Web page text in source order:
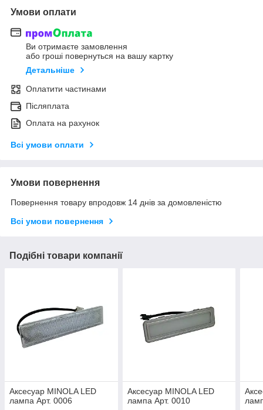
Умови оплати
Ви отримаєте замовлення
або гроші повернуться на вашу картку
Детальніше
Оплатити частинами
Післяплата
Оплата на рахунок
Всі умови оплати
Умови повернення
Повернення товару впродовж 14 днів за домовленістю
Всі умови повернення
Подібні товари компанії
Аксесуар MINOLA LED
лампа Арт. 0006
Аксесуар MINOLA LED
лампа Арт. 0010